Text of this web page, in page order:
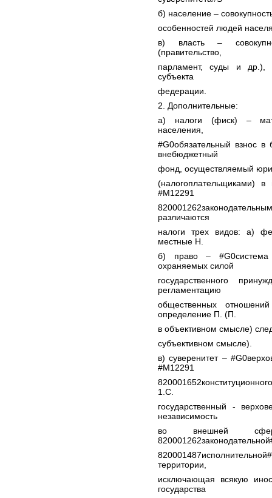
б) население –
особенностей людей
в) власть –
(правительство,
парламент, суды и др.),
субъекта
федерации.
2. Дополнительные:
а) налоги (фиск) –
населения,
#G0обязательный взнос в
внебюджетный
фонд, осуществляемый
(налогоплательщиками)
#M12291
различаются
налоги трех видов: а)
местные Н.
б) право – #G0система
охраняемых силой
государственного
регламентацию
общественных
определение П. (П.
в объективном смысле)
субъективном смысле).
в) суверенитет –
#M12291
1.С.
государственный -
независимость
во внешней
территории,
исключающая всякую
государства